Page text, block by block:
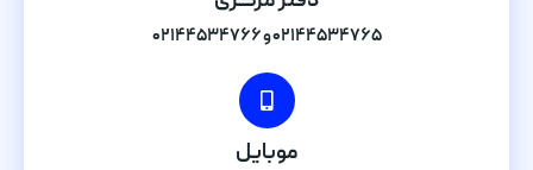
۰۲۱۴۴۵۳۴۷۶۵ و ۰۲۱۴۴۵۳۴۷۶۶
موبایل